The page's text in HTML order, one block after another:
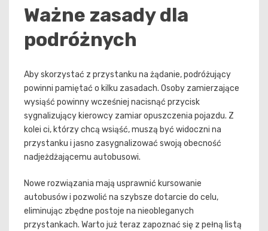
Ważne zasady dla
podróżnych
Aby skorzystać z przystanku na żądanie, podróżujący
powinni pamiętać o kilku zasadach. Osoby zamierzające
wysiąść powinny wcześniej nacisnąć przycisk
sygnalizujący kierowcy zamiar opuszczenia pojazdu. Z
kolei ci, którzy chcą wsiąść, muszą być widoczni na
przystanku i jasno zasygnalizować swoją obecność
nadjeżdżającemu autobusowi.
Nowe rozwiązania mają usprawnić kursowanie
autobusów i pozwolić na szybsze dotarcie do celu,
eliminując zbędne postoje na nieobleganych
przystankach. Warto już teraz zapoznać się z pełną listą